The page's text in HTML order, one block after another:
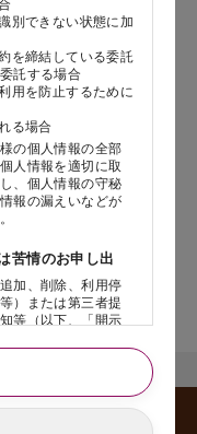
別できない状態に加
を締結している委託
託する場合
用を防止するために
る場合
の個人情報の全部
人情報を適切に取
、個人情報の守秘
報の漏えいなどが
苦情のお申し出
加、削除、利用停
）または第三者提
等（以下、「開示
ご本人であること
方であることを確
す。
しては、内容欄に『店
Hong Kong
Thailand